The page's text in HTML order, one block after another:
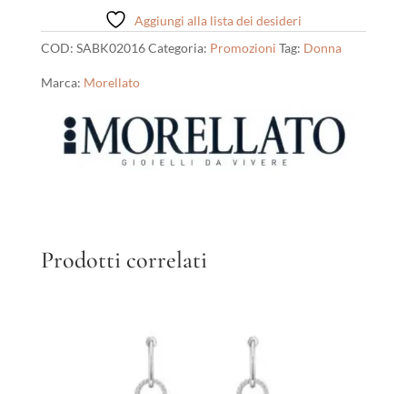
Aggiungi alla lista dei desideri
COD: SABK02016Categoria: Promozioni Tag: Donna
Marca: Morellato
Prodotti correlati